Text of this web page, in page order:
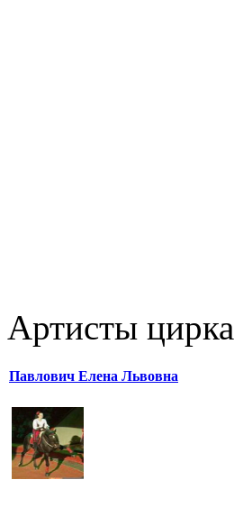
Артисты цирка
Павлович Елена Львовна